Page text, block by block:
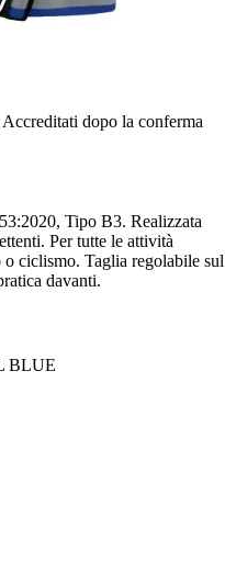
Accreditati dopo la conferma
Tipo B3. Realizzata
Per tutte le attività
ciclismo. Taglia regolabile sul
davanti.
BLUE